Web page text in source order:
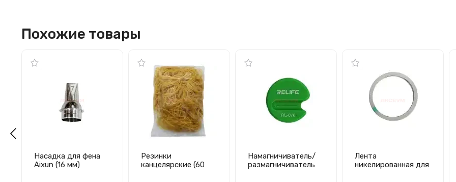
Похожие товары
Насадка для фена
Aixun (16 мм)
Резинки
канцелярские (60
Намагничиватель/
размагничиватель
Лента
никелированная для